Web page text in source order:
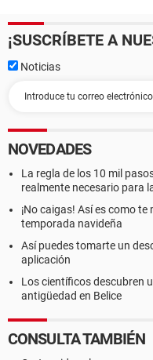
¡SUSCRÍBETE A
Noticias
NOVEDADES
La regla de los 10 mil
realmente necesario para
¡No caigas! Así es como
temporada navideña
Así puedes tomarte un
aplicación
Los científicos descubren
antigüedad en Belice
CONSULTA TAMBIÉN